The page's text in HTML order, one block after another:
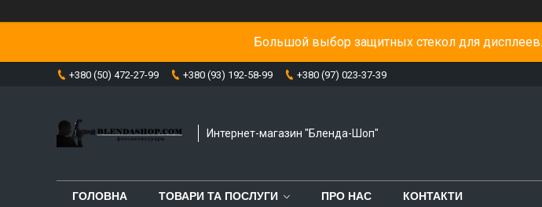
Большой выбор защитных стекол для
+380 (50) 472-27-99 +380 (93) 192-58-99 +380 (97) 023-37-39
Интернет-магазин "Бленда-Шоп"
ГОЛОВНА ТОВАРИ ТА ПОСЛУГИ ПРО НАС КОНТАКТИ